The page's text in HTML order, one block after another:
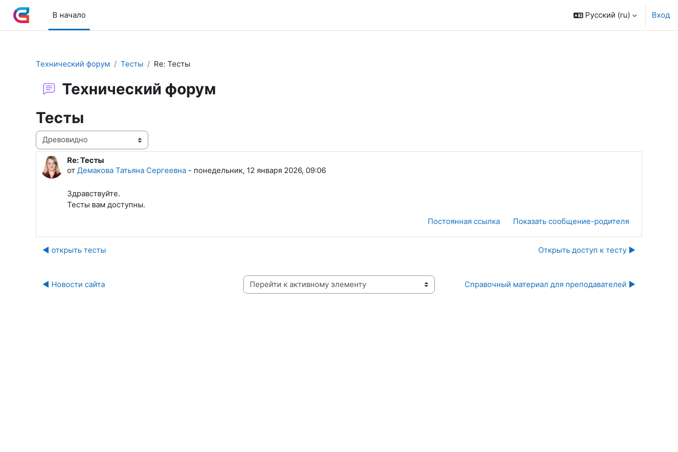
Перейти к основному содержанию
В начало
Русский ‎(ru)‎ Вход
Технический форум Тесты Re: Тесты
Технический форум
Тесты
Режим отображения
Re: Тесты
от Демакова Татьяна Сергеевна - понедельник, 12 января 2026, 09:06
Количество ответов: 0
Здравствуйте.
Тесты вам доступны.
Постоянная ссылка
Показать сообщение-родителя
◀︎ открыть тесты Открыть доступ к тесту ▶︎
◀︎ Новости сайта Перейти к активному элементу Справочный материал для преподавателей ▶︎